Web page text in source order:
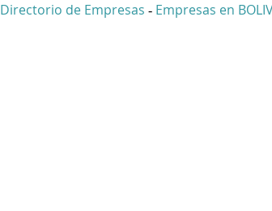
Directorio de Empresas - Empresas en